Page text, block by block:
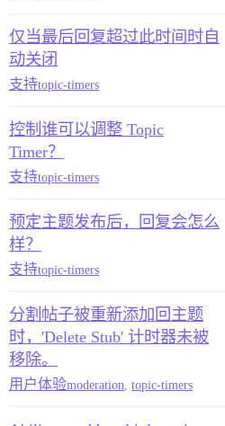
仅当最后回复超过此时间时自
动关闭
支持topic-timers
控制谁可以调整 Topic
Timer？
支持topic-timers
预定主题发布后，回复会怎么
样？
支持topic-timers
分割帖子被重新添加回主题
时，'Delete Stub' 计时器未被
移除。
用户体验moderation topic-timers